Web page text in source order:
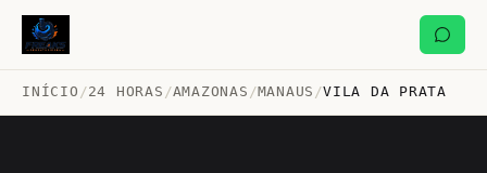
INÍCIO /24 HORAS /AMAZONAS /MANAUS /VILA DA PRATA